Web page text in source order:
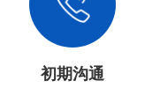
初期沟通